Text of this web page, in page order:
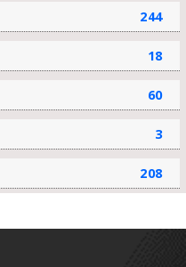
244
18
60
3
208